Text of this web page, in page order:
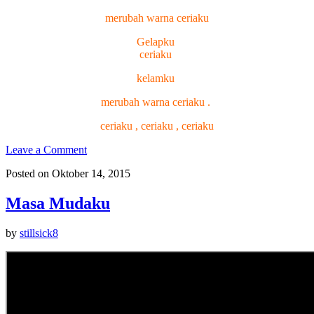
merubah warna ceriaku
Gelapku
ceriaku
kelamku
merubah warna ceriaku .
ceriaku , ceriaku , ceriaku
Leave a Comment
Posted on Oktober 14, 2015
Masa Mudaku
by stillsick8